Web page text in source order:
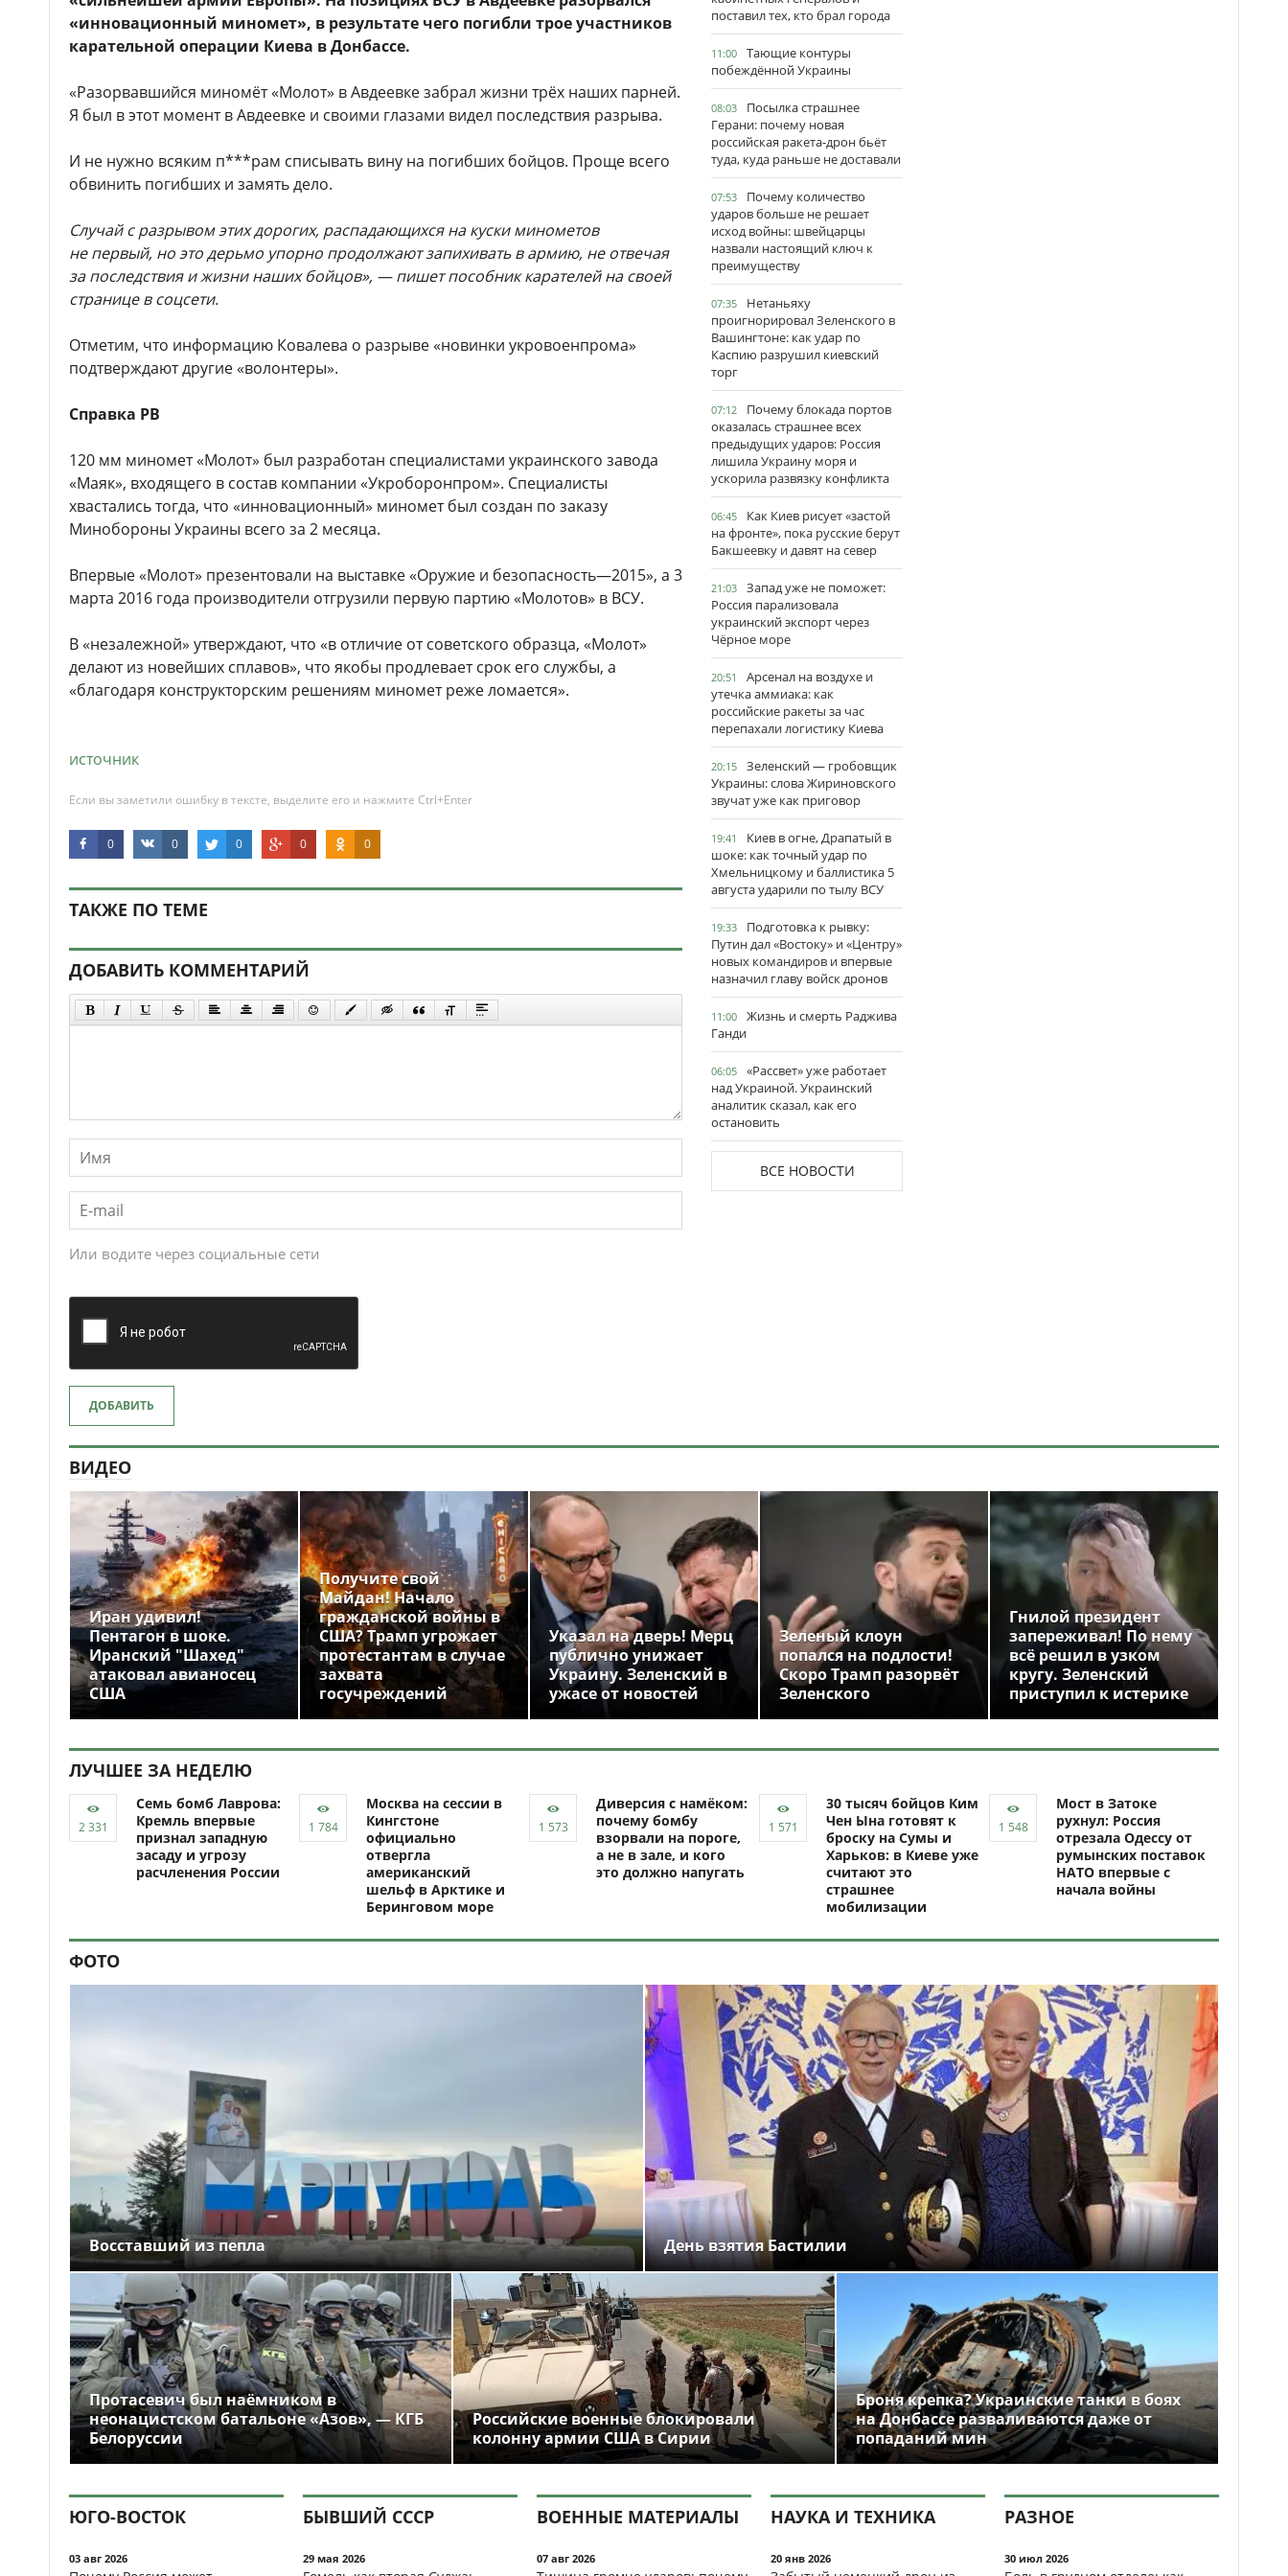
«инновационный миномет», в результате чего погибли трое участников
карательной операции Киева в Донбассе.
«Разорвавшийся миномёт «Молот» в Авдеевке забрал жизни трёх наших парней.
Я был в этот момент в Авдеевке и своими глазами видел последствия разрыва.
И не нужно всяким п***рам списывать вину на погибших бойцов. Проще всего
обвинить погибших и замять дело.
Случай с разрывом этих дорогих, распадающихся на куски минометов
не первый, но это дерьмо упорно продолжают запихивать в армию, не отвечая
за последствия и жизни наших бойцов», — пишет пособник карателей на своей
странице в соцсети.
Отметим, что информацию Ковалева о разрыве «новинки укровоенпрома»
подтверждают другие «волонтеры».
Справка РВ
120 мм миномет «Молот» был разработан специалистами украинского завода
«Маяк», входящего в состав компании «Укроборонпром». Специалисты
хвастались тогда, что «инновационный» миномет был создан по заказу
Минобороны Украины всего за 2 месяца.
Впервые «Молот» презентовали на выставке «Оружие и безопасность—2015», а 3
марта 2016 года производители отгрузили первую партию «Молотов» в ВСУ.
В «незалежной» утверждают, что «в отличие от советского образца, «Молот»
делают из новейших сплавов», что якобы продлевает срок его службы, а
«благодаря конструкторским решениям миномет реже ломается».
источник
Если вы заметили ошибку в тексте, выделите его и нажмите Ctrl+Enter
0 0 0 0 0
ТАКЖЕ ПО ТЕМЕ
ДОБАВИТЬ КОММЕНТАРИЙ
Или водите через социальные сети
ДОБАВИТЬ
поставил тех, кто брал города
11:00
Тающие контуры
побеждённой Украины
08:03
Посылка страшнее
Герани: почему новая
российская ракета-дрон бьёт
туда, куда раньше не доставали
07:53
Почему количество
ударов больше не решает
исход войны: швейцарцы
назвали настоящий ключ к
преимуществу
07:35
Нетаньяху
проигнорировал Зеленского в
Вашингтоне: как удар по
Каспию разрушил киевский
торг
07:12
Почему блокада портов
оказалась страшнее всех
предыдущих ударов: Россия
лишила Украину моря и
ускорила развязку конфликта
06:45
Как Киев рисует «застой
на фронте», пока русские берут
Бакшеевку и давят на север
21:03
Запад уже не поможет:
Россия парализовала
украинский экспорт через
Чёрное море
20:51
Арсенал на воздухе и
утечка аммиака: как
российские ракеты за час
перепахали логистику Киева
20:15
Зеленский — гробовщик
Украины: слова Жириновского
звучат уже как приговор
19:41
Киев в огне, Драпатый в
шоке: как точный удар по
Хмельницкому и баллистика 5
августа ударили по тылу ВСУ
19:33
Подготовка к рывку:
Путин дал «Востоку» и «Центру»
новых командиров и впервые
назначил главу войск дронов
11:00
Жизнь и смерть Раджива
Ганди
06:05
«Рассвет» уже работает
над Украиной. Украинский
аналитик сказал, как его
остановить
ВСЕ НОВОСТИ
ВИДЕО
Иран удивил!
Пентагон в шоке.
Иранский "Шахед"
атаковал авианосец
США
Получите свой
Майдан! Начало
гражданской войны в
США? Трамп угрожает
протестантам в случае
захвата
госучреждений
Указал на дверь! Мерц
публично унижает
Украину. Зеленский в
ужасе от новостей
Зеленый клоун
попался на подлости!
Скоро Трамп разорвёт
Зеленского
Гнилой президент
запереживал! По нему
всё решил в узком
кругу. Зеленский
приступил к истерике
ЛУЧШЕЕ ЗА НЕДЕЛЮ
Семь бомб Лаврова:
Кремль впервые
признал западную
засаду и угрозу
расчленения России
Москва на сессии в
Кингстоне
официально
отвергла
американский
шельф в Арктике и
Беринговом море
Диверсия с намёком:
почему бомбу
взорвали на пороге,
а не в зале, и кого
это должно напугать
30 тысяч бойцов Ким
Чен Ына готовят к
броску на Сумы и
Харьков: в Киеве уже
считают это
страшнее
мобилизации
Мост в Затоке
рухнул: Россия
отрезала Одессу от
румынских поставок
НАТО впервые с
начала войны
ФОТО
Восставший из пепла День взятия Бастилии
Протасевич был наёмником в
неонацистском батальоне «Азов», — КГБ
Белоруссии
Российские военные блокировали
колонну армии США в Сирии
Броня крепка? Украинские танки в боях
на Донбассе разваливаются даже от
попаданий мин
ЮГО-ВОСТОК
03 авг 2026
БЫВШИЙ СССР
29 мая 2026
ВОЕННЫЕ МАТЕРИАЛЫ
07 авг 2026
НАУКА И ТЕХНИКА
20 янв 2026
РАЗНОЕ
30 июл 2026